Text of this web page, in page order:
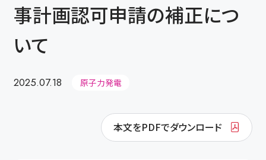
事計画認可申請の補正につ
いて
2025.07.18 原子力発電
本文をPDFでダウンロード